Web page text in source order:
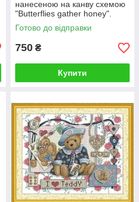
нанесеною на канву схемою
"Butterflies gather honey".
AIDA 14CT printed, 33*18 см
Готово до відправки
750 ₴
Купити